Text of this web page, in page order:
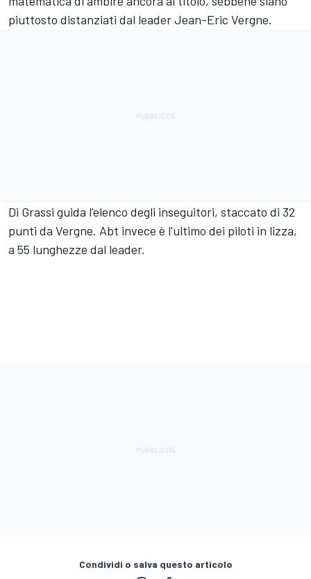
piuttosto distanziati dal leader Jean-Eric Vergne.
Di Grassi guida l'elenco degli inseguitori, staccato di 32
punti da Vergne. Abt invece è l'ultimo dei piloti in lizza,
a 55 lunghezze dal leader.
Condividi o salva questo articolo